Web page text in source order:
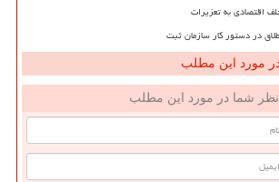
در دستور کار سازمان ثبت
در مورد این مطلب
نظر شما در مورد این مطلب